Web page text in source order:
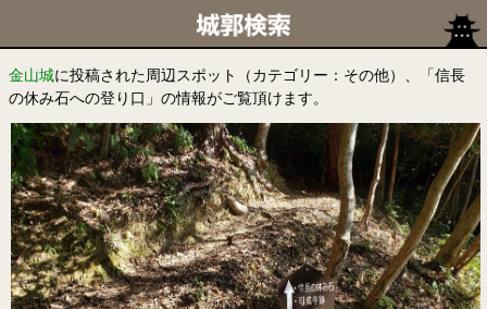
金山城に投稿された周辺スポット（カテゴリー：その他）、「信長
の休み石への登り口」の情報がご覧頂けます。